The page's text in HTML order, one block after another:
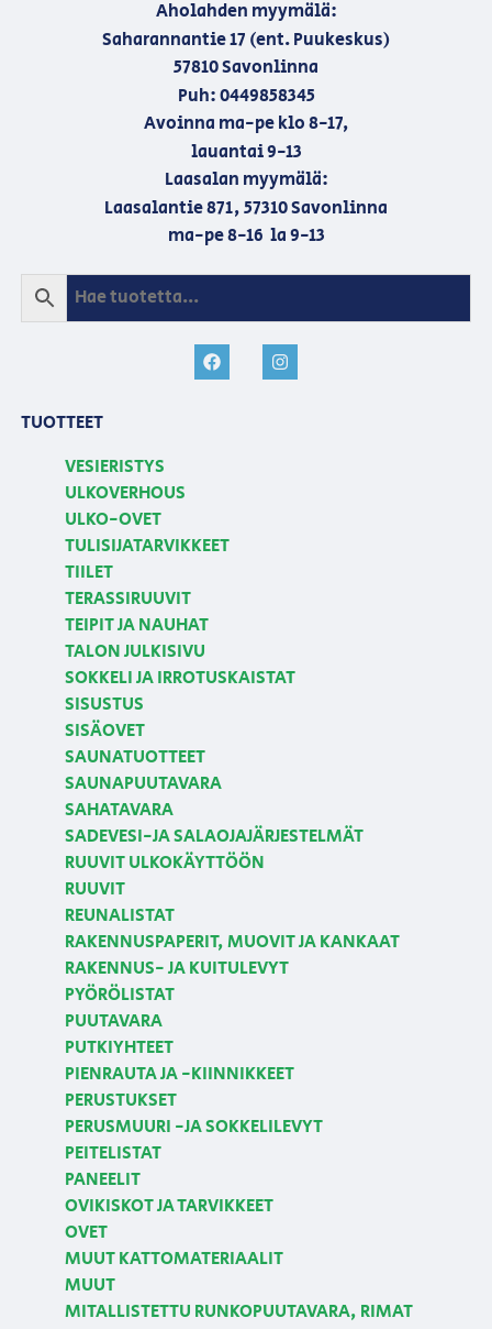
Aholahden myymälä:
Saharannantie 17 (ent. Puukeskus)
57810 Savonlinna
Puh: 0449858345
Avoinna ma-pe klo 8-17,
lauantai 9-13
Laasalan myymälä:
Laasalantie 871, 57310 Savonlinna
ma-pe 8-16 la 9-13
TUOTTEET
VESIERISTYS
ULKOVERHOUS
ULKO-OVET
TULISIJATARVIKKEET
TIILET
TERASSIRUUVIT
TEIPIT JA NAUHAT
TALON JULKISIVU
SOKKELI JA IRROTUSKAISTAT
SISUSTUS
SISÄOVET
SAUNATUOTTEET
SAUNAPUUTAVARA
SAHATAVARA
SADEVESI-JA SALAOJAJÄRJESTELMÄT
RUUVIT ULKOKÄYTTÖÖN
RUUVIT
REUNALISTAT
RAKENNUSPAPERIT, MUOVIT JA KANKAAT
RAKENNUS- JA KUITULEVYT
PYÖRÖLISTAT
PUUTAVARA
PUTKIYHTEET
PIENRAUTA JA -KIINNIKKEET
PERUSTUKSET
PERUSMUURI -JA SOKKELILEVYT
PEITELISTAT
PANEELIT
OVIKISKOT JA TARVIKKEET
OVET
MUUT KATTOMATERIAALIT
MUUT
MITALLISTETTU RUNKOPUUTAVARA, RIMAT